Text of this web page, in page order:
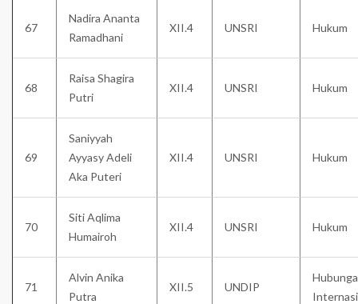
67
Nadira Ananta
Ramadhani
XII.4 UNSRI Hukum
68
Raisa Shagira
Putri
XII.4 UNSRI Hukum
69
Saniyyah
Ayyasy Adeli
Aka Puteri
XII.4 UNSRI Hukum
70
Siti Aqlima
Humairoh
XII.4 UNSRI Hukum
71
Alvin Anika
Putra
XII.5 UNDIP